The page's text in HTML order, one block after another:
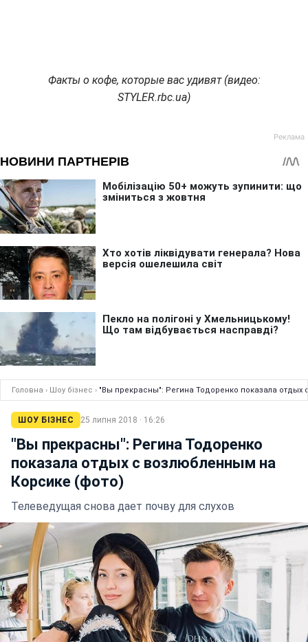
Факты о кофе, которые вас удивят (видео:
STYLER.rbc.ua)
Головна › Шоу бізнес › "Вы прекрасны": Регина Тодоренко показала
ШОУ БІЗНЕС 25 липня 2018 · 16:26
"Вы прекрасны": Регина Тодоренко
показала отдых с возлюбленным на
Корсике (фото)
Телеведущая снова дает почву для слухов